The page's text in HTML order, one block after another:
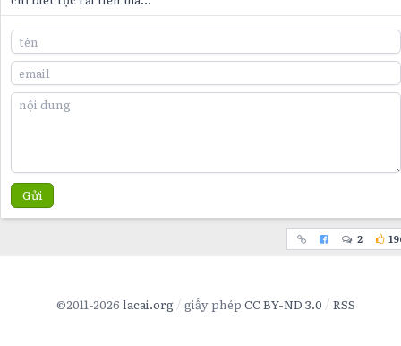
Gửi
2
©2011-2026 lacai.org giấy phép CC BY-ND 3.0 RSS